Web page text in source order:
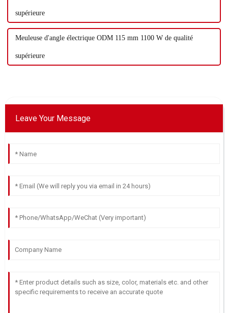
supérieure
Meuleuse d'angle électrique ODM 115 mm 1100 W de qualité
supérieure
Leave Your Message